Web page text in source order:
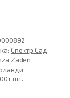
Спектр Сад
Zaden
шт.